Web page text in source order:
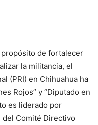
propósito de fortalecer
la militancia, el
(PRI) en Chihuahua ha
Rojos” y “Diputado en
es liderado por
del Comité Directivo